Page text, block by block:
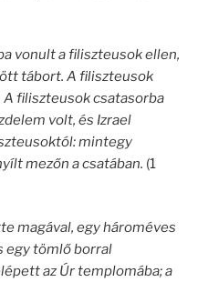
vonult a filiszteusok ellen,
tábort. A filiszteusok
filiszteusok csatasorba
volt, és Izrael
mintegy
mezőn a csatában. (1
magával, egy hároméves
egy tömlő borral
az Úr templomába; a